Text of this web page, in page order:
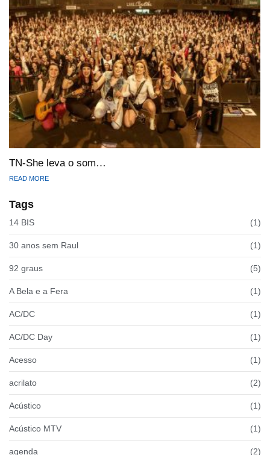
TN-She leva o som…
READ MORE
Tags
14 BIS (1)
30 anos sem Raul (1)
92 graus (5)
A Bela e a Fera (1)
AC/DC (1)
AC/DC Day (1)
Acesso (1)
acrilato (2)
Acústico (1)
Acústico MTV (1)
agenda (2)